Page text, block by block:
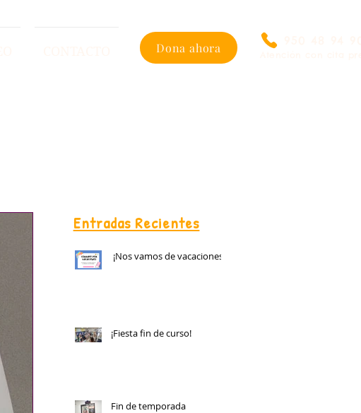
Dona ahora
Entradas Recientes
¡Nos vamos de vacaciones!
¡Fiesta fin de curso!
Fin de temporada